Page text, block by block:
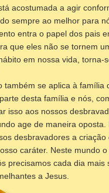
acostumada a agir
sempre ao melhor para
entra o papel dos pais
que eles não se tornem
em nossa vida, torna-
também se aplica à família
desta família e nós,
isso aos nossos
age de maneira oposta.
desbravadores a
caráter. Neste mundo
precisamos cada dia mais
a Jesus.